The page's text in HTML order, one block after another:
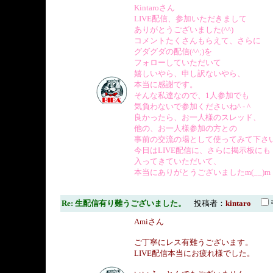
Kintaroさん
LIVE配信、参加いただきまして
ありがとうございました(^^)
コメントたくさんもらえて、さらに
グダグダの配信(^^;)を
フォローしていただいて
嬉しいやら、申し訳ないやら、
本当に感謝です。
そんな私達なので、1人参加でも
気負わないで参加くださいね^ - ^
良かったら、お一人様のスレッド、
他の、お一人様参加の方との
事前の交流の場として使ってみて下さ
今日はLIVE配信に、さらに掲示板にも
入ってきていただいて、
本当にありがとうございましたm(__)m
Re: 生配信有り難うございました。
投稿者： kintaro
Amiさん
ご丁寧にレス有難うございます。
LIVE配信本当にお疲れ様でした。